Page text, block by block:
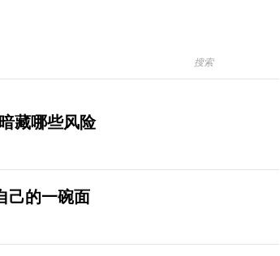
藏哪些风险
己的一碗面